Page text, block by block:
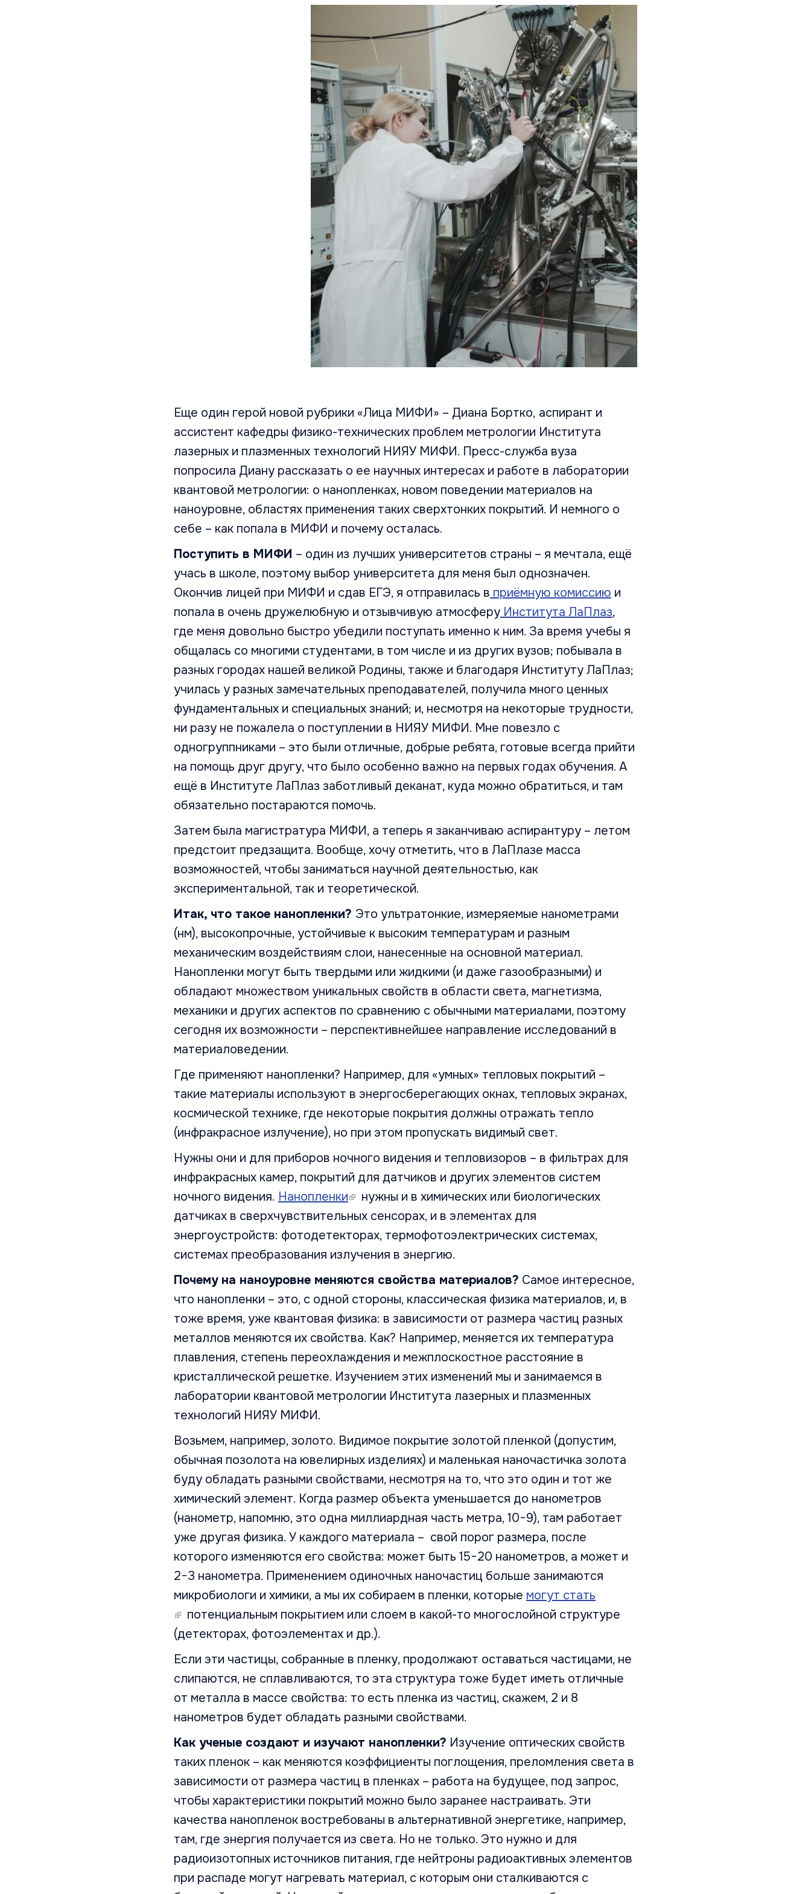
Еще один герой новой рубрики «Лица МИФИ» – Диана Бортко, аспирант и
ассистент кафедры физико-технических проблем метрологии Института
лазерных и плазменных технологий НИЯУ МИФИ. Пресс-служба вуза
попросила Диану рассказать о ее научных интересах и работе в лаборатории
квантовой метрологии: о нанопленках, новом поведении материалов на
наноуровне, областях применения таких сверхтонких покрытий. И немного о
себе – как попала в МИФИ и почему осталась.
Поступить в МИФИ – один из лучших университетов страны – я мечтала, ещё
учась в школе, поэтому выбор университета для меня был однозначен.
Окончив лицей при МИФИ и сдав ЕГЭ, я отправилась в приёмную комиссию и
попала в очень дружелюбную и отзывчивую атмосферу Института ЛаПлаз,
где меня довольно быстро убедили поступать именно к ним. За время учебы я
общалась со многими студентами, в том числе и из других вузов; побывала в
разных городах нашей великой Родины, также и благодаря Институту ЛаПлаз;
училась у разных замечательных преподавателей, получила много ценных
фундаментальных и специальных знаний; и, несмотря на некоторые трудности,
ни разу не пожалела о поступлении в НИЯУ МИФИ. Мне повезло с
одногруппниками – это были отличные, добрые ребята, готовые всегда прийти
на помощь друг другу, что было особенно важно на первых годах обучения. А
ещё в Институте ЛаПлаз заботливый деканат, куда можно обратиться, и там
обязательно постараются помочь.
Затем была магистратура МИФИ, а теперь я заканчиваю аспирантуру – летом
предстоит предзащита. Вообще, хочу отметить, что в ЛаПлазе масса
возможностей, чтобы заниматься научной деятельностью, как
экспериментальной, так и теоретической.
Итак, что такое нанопленки? Это ультратонкие, измеряемые нанометрами
(нм), высокопрочные, устойчивые к высоким температурам и разным
механическим воздействиям слои, нанесенные на основной материал.
Нанопленки могут быть твердыми или жидкими (и даже газообразными) и
обладают множеством уникальных свойств в области света, магнетизма,
механики и других аспектов по сравнению с обычными материалами, поэтому
сегодня их возможности – перспективнейшее направление исследований в
материаловедении.
Где применяют нанопленки? Например, для «умных» тепловых покрытий –
такие материалы используют в энергосберегающих окнах, тепловых экранах,
космической технике, где некоторые покрытия должны отражать тепло
(инфракрасное излучение), но при этом пропускать видимый свет.
Нужны они и для приборов ночного видения и тепловизоров – в фильтрах для
инфракрасных камер, покрытий для датчиков и других элементов систем
ночного видения. Нанопленки(link is external)
нужны и в химических или биологических
датчиках в сверхчувствительных сенсорах, и в элементах для
энергоустройств: фотодетекторах, термофотоэлектрических системах,
системах преобразования излучения в энергию.
Почему на наноуровне меняются свойства материалов? Самое интересное,
что нанопленки – это, с одной стороны, классическая физика материалов, и, в
тоже время, уже квантовая физика: в зависимости от размера частиц разных
металлов меняются их свойства. Как? Например, меняется их температура
плавления, степень переохлаждения и межплоскостное расстояние в
кристаллической решетке. Изучением этих изменений мы и занимаемся в
лаборатории квантовой метрологии Института лазерных и плазменных
технологий НИЯУ МИФИ.
Возьмем, например, золото. Видимое покрытие золотой пленкой (допустим,
обычная позолота на ювелирных изделиях) и маленькая наночастичка золота
буду обладать разными свойствами, несмотря на то, что это один и тот же
химический элемент. Когда размер объекта уменьшается до нанометров
(нанометр, напомню, это одна миллиардная часть метра, 10−9), там работает
уже другая физика. У каждого материала – свой порог размера, после
которого изменяются его свойства: может быть 15−20 нанометров, а может и
2−3 нанометра. Применением одиночных наночастиц больше занимаются
микробиологи и химики, а мы их собираем в пленки, которые могут стать
(link is external)
потенциальным покрытием или слоем в какой-то многослойной структуре
(детекторах, фотоэлементах и др.).
Если эти частицы, собранные в пленку, продолжают оставаться частицами, не
слипаются, не сплавливаются, то эта структура тоже будет иметь отличные
от металла в массе свойства: то есть пленка из частиц, скажем, 2 и 8
нанометров будет обладать разными свойствами.
Как ученые создают и изучают нанопленки? Изучение оптических свойств
таких пленок – как меняются коэффициенты поглощения, преломления света в
зависимости от размера частиц в пленках – работа на будущее, под запрос,
чтобы характеристики покрытий можно было заранее настраивать. Эти
качества нанопленок востребованы в альтернативной энергетике, например,
там, где энергия получается из света. Но не только. Это нужно и для
радиоизотопных источников питания, где нейтроны радиоактивных элементов
при распаде могут нагревать материал, с которым они сталкиваются с